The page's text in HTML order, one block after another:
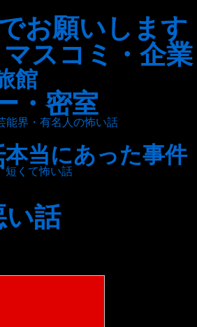
お願いします
スコミ・企業
館
・密室
能界・有名人の怖い話
本当にあった事件
短くて怖い話
い話